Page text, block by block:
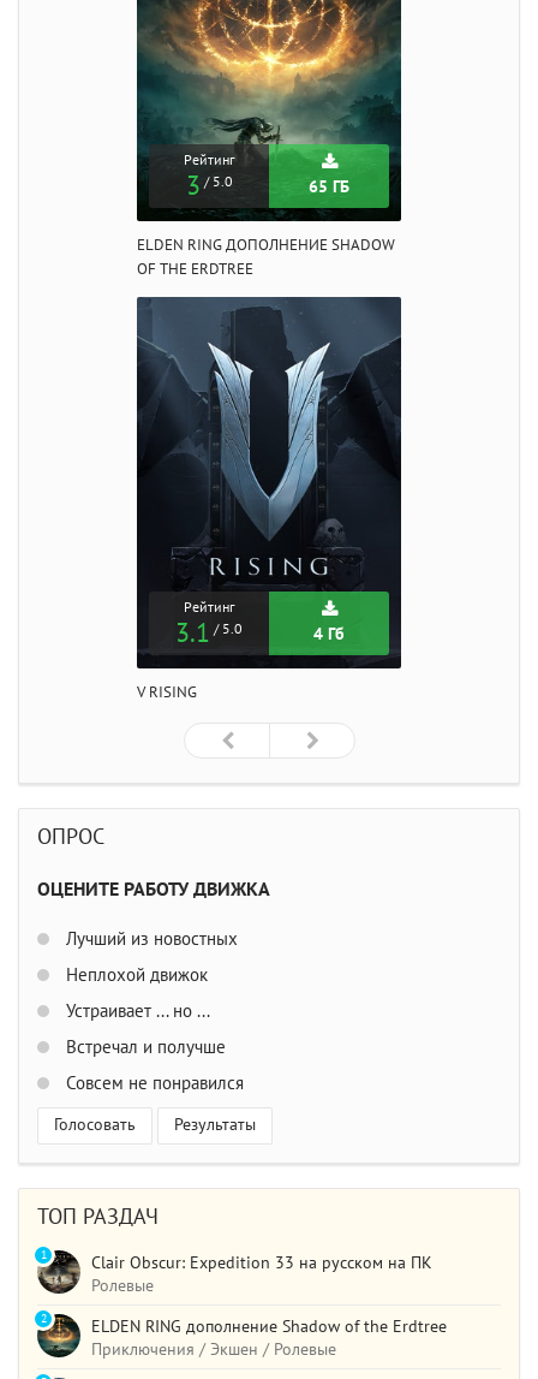
Рейтинг
3 / 5.0 65 ГБ
ELDEN RING ДОПОЛНЕНИЕ SHADOW
OF THE ERDTREE
Рейтинг
3.1 / 5.0 4 Гб
V RISING
ОПРОС
ОЦЕНИТЕ РАБОТУ ДВИЖКА
Лучший из новостных
Неплохой движок
Устраивает ... но ...
Встречал и получше
Совсем не понравился
Голосовать Результаты
ТОП РАЗДАЧ
Clair Obscur: Expedition 33 на русском на ПК
Ролевые
1
ELDEN RING дополнение Shadow of the Erdtree
Приключения / Экшен / Ролевые
2